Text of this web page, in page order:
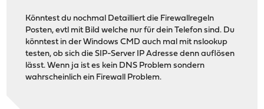
Könntest du nochmal Detailliert die Firewallregeln
Posten, evtl mit Bild welche nur für dein Telefon sind. Du
könntest in der Windows CMD auch mal mit nslookup
testen, ob sich die SIP-Server IP Adresse denn auflösen
lässt. Wenn ja ist es kein DNS Problem sondern
wahrscheinlich ein Firewall Problem.